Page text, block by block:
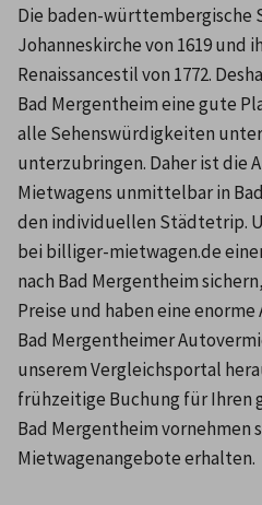
Die baden-württembergische
Johanneskirche von 1619 und
Renaissancestil von 1772.
Bad Mergentheim eine gute
alle Sehenswürdigkeiten
unterzubringen. Daher ist die
Mietwagens unmittelbar in
den individuellen Städtetrip.
bei billiger-mietwagen.de
nach Bad Mergentheim
Preise und haben eine
Bad Mergentheimer
unserem Vergleichsportal
frühzeitige Buchung für Ihren
Bad Mergentheim vornehmen
Mietwagenangebote erhalten.